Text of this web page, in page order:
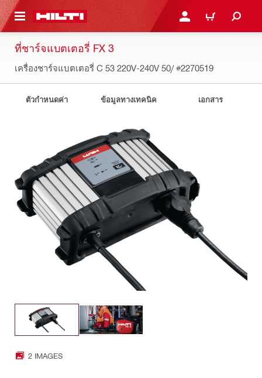
CONTENT เข้าสู่ระบบหรือลงทะเบียนเ
ตะกร้าสินค้า
ที่ชาร์จแบตเตอรี่ FX 3
เครื่องชาร์จแบตเตอรี่ C 53 220V-240V 50/#2270519
ตัวกำหนดค่า ข้อมูลทางเทคนิค เอกสาร
2 IMAGES